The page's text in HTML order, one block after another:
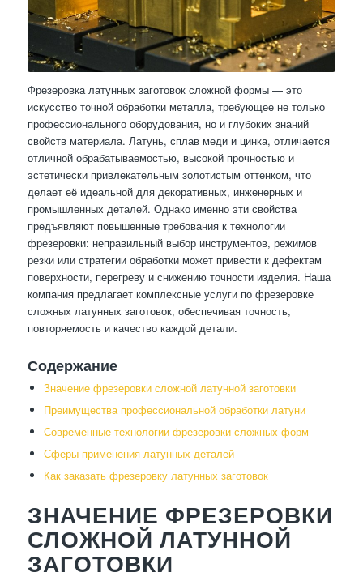
Фрезеровка латунных заготовок сложной формы — это
искусство точной обработки металла, требующее не только
профессионального оборудования, но и глубоких знаний
свойств материала. Латунь, сплав меди и цинка, отличается
отличной обрабатываемостью, высокой прочностью и
эстетически привлекательным золотистым оттенком, что
делает её идеальной для декоративных, инженерных и
промышленных деталей. Однако именно эти свойства
предъявляют повышенные требования к технологии
фрезеровки: неправильный выбор инструментов, режимов
резки или стратегии обработки может привести к дефектам
поверхности, перегреву и снижению точности изделия. Наша
компания предлагает комплексные услуги по фрезеровке
сложных латунных заготовок, обеспечивая точность,
повторяемость и качество каждой детали.
Содержание
Значение фрезеровки сложной латунной заготовки
Преимущества профессиональной обработки латуни
Современные технологии фрезеровки сложных форм
Сферы применения латунных деталей
Как заказать фрезеровку латунных заготовок
ЗНАЧЕНИЕ ФРЕЗЕРОВКИ
СЛОЖНОЙ ЛАТУННОЙ
ЗАГОТОВКИ